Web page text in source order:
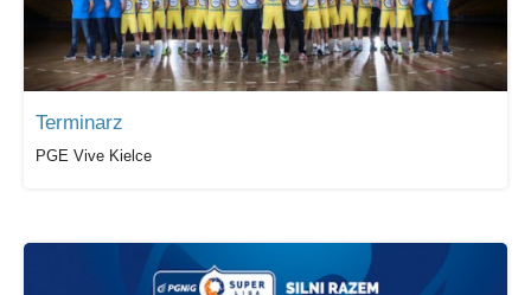
Terminarz
PGE Vive Kielce